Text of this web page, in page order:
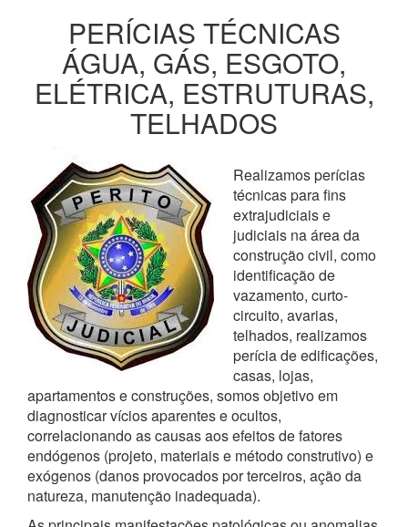
PERÍCIAS TÉCNICAS
ÁGUA, GÁS, ESGOTO,
ELÉTRICA, ESTRUTURAS,
TELHADOS
Realizamos perícias
técnicas para fins
extrajudiciais e
judiciais na área da
construção civil, como
identificação de
vazamento, curto-
circuito, avarias,
telhados, realizamos
perícia de edificações,
casas, lojas,
apartamentos e construções, somos objetivo em
diagnosticar vícios aparentes e ocultos,
correlacionando as causas aos efeitos de fatores
endógenos (projeto, materiais e método construtivo) e
exógenos (danos provocados por terceiros, ação da
natureza, manutenção inadequada).